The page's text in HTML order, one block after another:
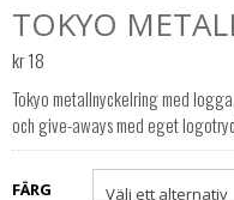
TOKYO
kr18
Tokyo metallnyckelring med
och give-aways med eget
FÄRG